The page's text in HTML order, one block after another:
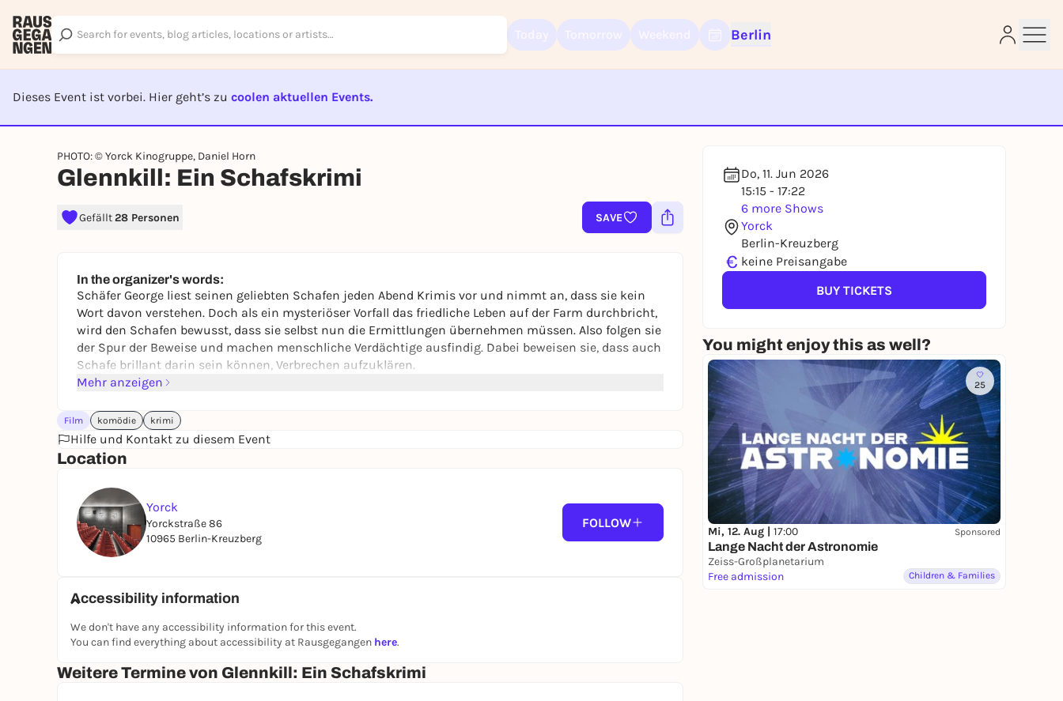
Berlin
Dieses Event ist vorbei. Hier geht’s zu coolen aktuellen Events.
PHOTO: © Yorck Kinogruppe, Daniel Horn
Glennkill: Ein Schafskrimi
Gefällt28 Personen SAVE
Do, 11. Jun 2026
15:15 - 17:22
6 more Shows
Yorck
Berlin-Kreuzberg
€ keine Preisangabe
BUY TICKETS
You might enjoy this as well?
25
Mi, 12. Aug | 17:00 Sponsored
Lange Nacht der Astronomie
Zeiss-Großplanetarium
Free admission
Children & Families
In the organizer's words:
Schäfer George liest seinen geliebten Schafen jeden Abend Krimis vor und nimmt an, dass sie kein
Wort davon verstehen. Doch als ein mysteriöser Vorfall das friedliche Leben auf der Farm durchbricht,
wird den Schafen bewusst, dass sie selbst nun die Ermittlungen übernehmen müssen. Also folgen sie
der Spur der Beweise und machen menschliche Verdächtige ausfindig. Dabei beweisen sie, dass auch
Schafe brillant darin sein können, Verbrechen aufzuklären.
Mehr anzeigen
Film komödie krimi
Hilfe und Kontakt zu diesem Event
Location
Yorck
Yorckstraße 86
10965 Berlin-Kreuzberg
FOLLOW
Accessibility information
We don't have any accessibility information for this event.
You can find everything about accessibility at Rausgegangen here.
Weitere Termine von Glennkill: Ein Schafskrimi
Sign up for free and get started right away
Log in now